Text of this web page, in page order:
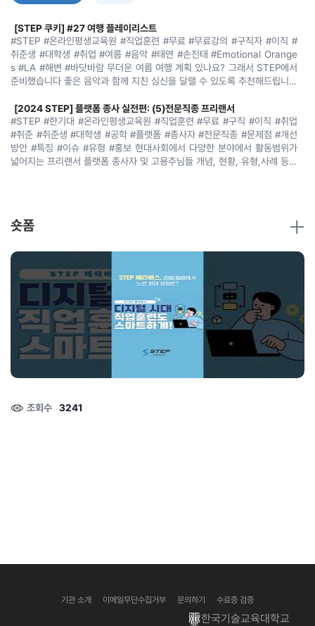
[STEP 쿠키] #27 여행 플레이리스트
#STEP #온라인평생교육원 #직업훈련 #무료 #무료강의 #구직자 #이직 #
취준생 #대학생 #취업 #여름 #음악 #태연 #손진태 #Emotional Orange
s #LA #해변 #바닷바람 무더운 여름 여행 계획 있나요? 그래서 STEP에서
준비했습니다 좋은 음악과 함께 지친 심신을 달랠 수 있도록 추천해드립니다
Sweet(뉴진스) / Dance the night away(트와이스) 차창을 열고 시원한
바닷바람을 맞으며 듣기 좋은 노래 이 계절이 가기전에(손진태) / Agua de
Beber(Astrud Gilberto) / Bim Bom(Ana Solari)/ Chega de Sauda
de(Joao Gillberto) / The girl from Ipanema(Amy Winehouse Ve
r.) 여름.......
[2024 STEP] 플랫폼 종사 실전편: (5)전문직종 프리랜서
#STEP #한기대 #온라인평생교육원 #직업훈련 #무료 #구직 #이직 #취업
#취준 #취준생 #대학생 #공학 #플랫폼 #종사자 #전문직종 #문제점 #개선
방안 #특징 #이슈 #유형 #홍보 현대사회에서 다양한 분야에서 활동범위가
넓어지는 프리랜서 플랫폼 종사자 및 고용주님들 개념, 현황, 유형,사례 등을
P은 언제나 여러분을 응원합니다.......
니다. 이는 심리학과 상담학에서 중요한 연구 주제로, 개인의 삶의 질과 직접
이를 향상시키기 위한 방법을 살펴보겠습니다. ️ 대인관계유능성은 무엇인가
요? 대인관계유능성은 사회적 상호작용에서 필요한 다양한 기술, 예를 들면
타인의 감정을 이해하고 공감하는 능력, 효과적인 의사소통, 갈등 해결, 협
력, 그리고 사회적 규범을 따르는 행동 등을 포괄합니다. 이는 개인의 사회적
성공과 심리적 안녕에 중요한 역할.......
두 가지 연구 방법 : 양적연구와 질적 연구
심리상담과 교육학 분야에서 연구를 수행할 때, 우리는 주로 양적 연구와 질
적 연구라는 두 가지 주요 접근법을 사용합니다. 이 두 가지 접근법은 연구
질문에 따라 선택되며, 각 접근법은 고유한 강점과 한계를 가지고 있습니다.
이번 글에서는 양적 연구와 질적 연구의 차이점, 각각의 장단점, 그리고 구체
적인 사례를 통해 이 두 가지 연구 방법을 이해해보겠습니다. 양적 연구란?
양적 연구(Quantitative Research)는 수량화된 데이터를 수집하고 분석
하여 연구 질문에 답하는 방법입니다. 주로 설문조사, 실험, 통계 분석 등을
통해 데이터를 얻습니다. 양적 연구는 큰 표본을 대상으로 하며, 결과를 일반
대학원 진학을 고려 중이시라구요?
대학원 진학은 많은 학생들에게 학문적, 직업적 성장을 위한 중요한 선택입
니다. 특히 교육학과, 상담학 분야의 대학원은 더욱 깊이 있는 지식과 연구
항, 졸업 요건, 논문 작성 그리고 졸업 후 진로에 대해서 알아보도록 하겠습
니다. 대학원 진학 조건 대학원 진학을 위해서는 몇 가지 기본적인 조건을 충
숏폼
조회수 3241
기관 소개 이메일무단수집거부 문의하기 수료증 검증
한국기술교육대학교